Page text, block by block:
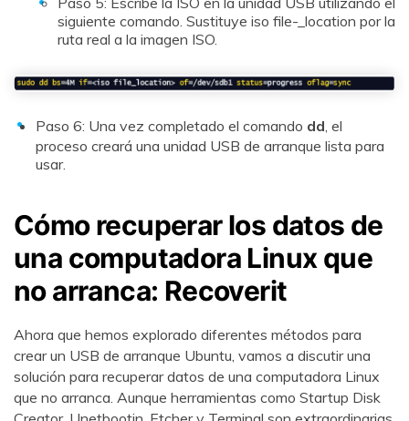
siguiente comando. Sustituye iso file-_location por la
ruta real a la imagen ISO.
Paso 6: Una vez completado el comando dd, el
proceso creará una unidad USB de arranque lista para
usar.
Cómo recuperar los datos de
una computadora Linux que
no arranca: Recoverit
Ahora que hemos explorado diferentes métodos para
crear un USB de arranque Ubuntu, vamos a discutir una
solución para recuperar datos de una computadora Linux
que no arranca. Aunque herramientas como Startup Disk